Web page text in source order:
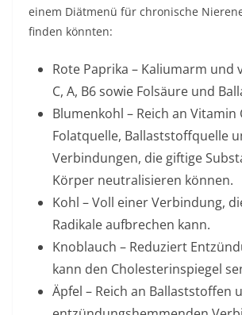
einem Diätmenü für chronische
finden könnten:
Rote Paprika – Kaliumarm und
C, A, B6 sowie Folsäure und
Blumenkohl – Reich an Vitamin
Folatquelle, Ballaststoffquelle
Verbindungen, die giftige
Körper neutralisieren können.
Kohl – Voll einer Verbindung,
Radikale aufbrechen kann.
Knoblauch – Reduziert
kann den Cholesterinspiegel
Äpfel – Reich an Ballaststoffen